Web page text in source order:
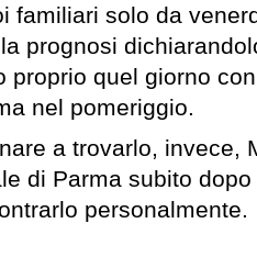
familiari solo da
prognosi
proprio quel giorno
nel pomeriggio.
a trovarlo, invece,
di Parma subito
personalmente.